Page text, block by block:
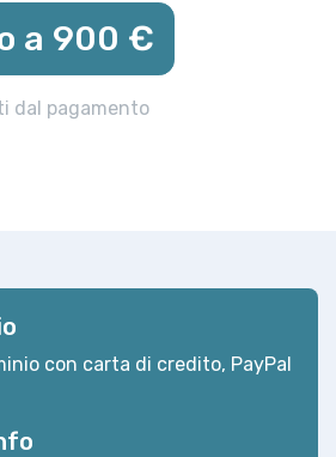
a 900 €
dal pagamento
con carta di credito, PayPal